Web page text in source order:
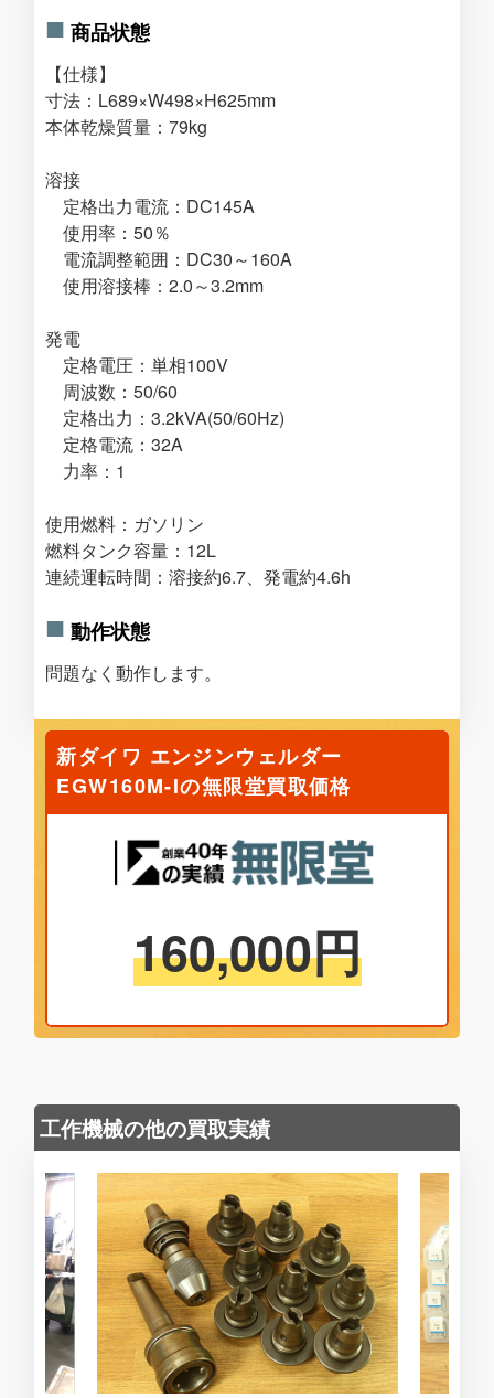
商品状態
【仕様】
寸法：L689×W498×H625mm
本体乾燥質量：79kg
溶接
定格出力電流：DC145A
使用率：50％
電流調整範囲：DC30～160A
使用溶接棒：2.0～3.2mm
発電
定格電圧：単相100V
周波数：50/60
定格出力：3.2kVA(50/60Hz)
定格電流：32A
力率：1
使用燃料：ガソリン
燃料タンク容量：12L
連続運転時間：溶接約6.7、発電約4.6h
動作状態
問題なく動作します。
新ダイワ エンジンウェルダー
EGW160M-Iの無限堂買取価格
160,000円
工作機械の他の買取実績